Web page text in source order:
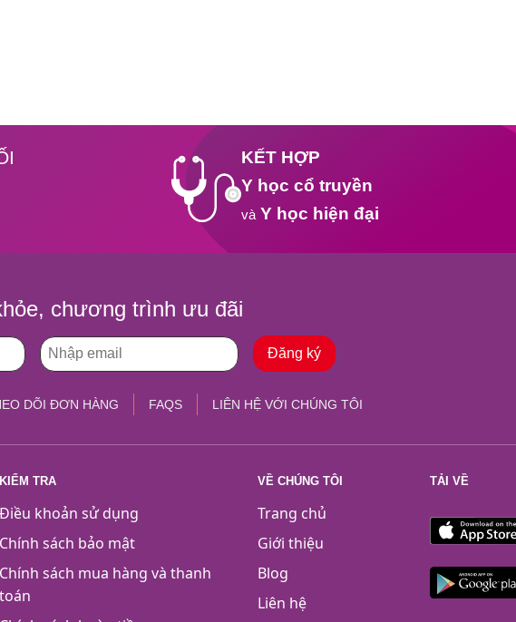
KẾT HỢP
Y học cổ truyền
và Y học hiện đại
chương trình ưu đãi
DÕI ĐƠN HÀNG FAQS LIÊN HỆ VỚI CHÚNG TÔI
KIỂM TRA
Điều khoản sử dụng
Chính sách bảo mật
Chính sách mua hàng và thanh
toán
VỀ CHÚNG TÔI
Trang chủ
Giới thiệu
Blog
Liên hệ
TẢI VỀ